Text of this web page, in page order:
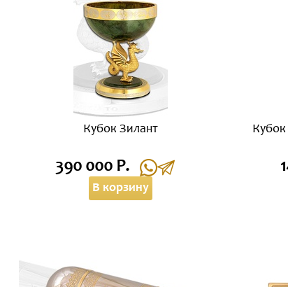
Кубок Зилант
390 000 Р.
В корзину